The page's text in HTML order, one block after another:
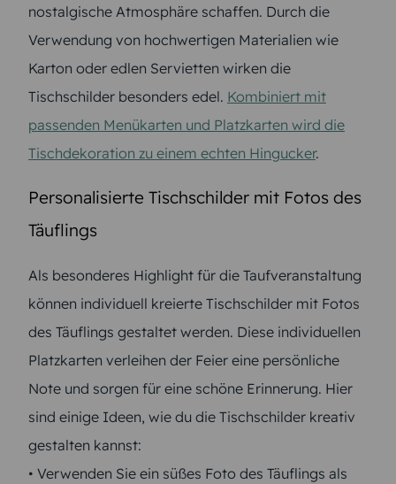
nostalgische Atmosphäre schaffen. Durch die
Verwendung von hochwertigen Materialien wie
Karton oder edlen Servietten wirken die
Tischschilder besonders edel. Kombiniert mit
passenden Menükarten und Platzkarten wird die
Tischdekoration zu einem echten Hingucker.
Personalisierte Tischschilder mit Fotos des
Täuflings
Als besonderes Highlight für die Taufveranstaltung
können individuell kreierte Tischschilder mit Fotos
des Täuflings gestaltet werden. Diese individuellen
Platzkarten verleihen der Feier eine persönliche
Note und sorgen für eine schöne Erinnerung. Hier
sind einige Ideen, wie du die Tischschilder kreativ
gestalten kannst:
• Verwenden Sie ein süßes Foto des Täuflings als